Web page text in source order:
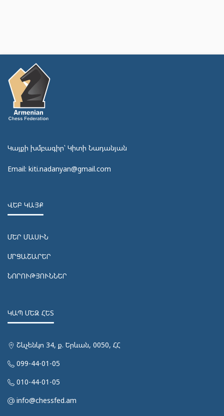
Կայքի խմբագիր՝ Կիտի Նադանյան
Email: kiti.nadanyan@gmail.com
ՎԵԲ ԿԱՅՔ
ՄԵՐ ՄԱՍԻՆ
ՄՐՑԱՇԱՐԵՐ
ՆՈՐՈՒԹՅՈՒՆՆԵՐ
ԿԱՊ ՄԵԶ ՀԵՏ
Շևչենկո 34, ք. Երևան, 0050, ՀՀ
099-44-01-05
010-44-01-05
info@chessfed.am